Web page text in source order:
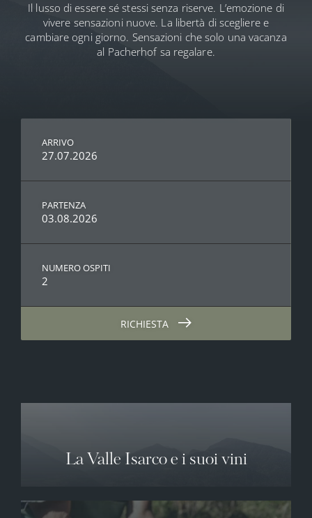
Il lusso di essere sé stessi senza riserve. L’emozione di
vivere sensazioni nuove. La libertà di scegliere e
cambiare ogni giorno. Sensazioni che solo una vacanza
al Pacherhof sa regalare.
ARRIVO
27.07.2026
PARTENZA
03.08.2026
NUMERO OSPITI
2
RICHIESTA
La Valle Isarco e i suoi vini